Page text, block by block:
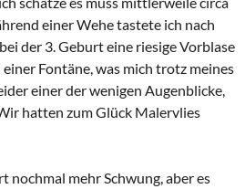
einer Wehe tastete ich nach
der 3. Geburt eine riesige Vorblase
Fontäne, was mich trotz meines
einer der wenigen Augenblicke,
hatten zum Glück Malervlies
nochmal mehr Schwung, aber es